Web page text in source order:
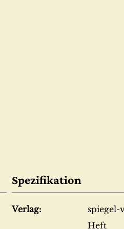
Spezifikation
Verlag:
spiegel-
Heft